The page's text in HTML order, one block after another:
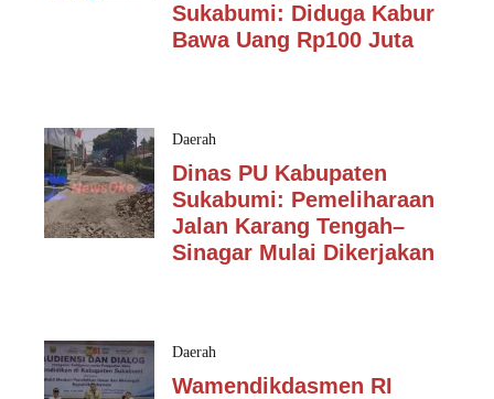
Sukabumi: Diduga Kabur
Bawa Uang Rp100 Juta
Daerah
Dinas PU Kabupaten
Sukabumi: Pemeliharaan
Jalan Karang Tengah–
Sinagar Mulai Dikerjakan
Daerah
Wamendikdasmen RI